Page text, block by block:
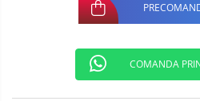
COMANDA